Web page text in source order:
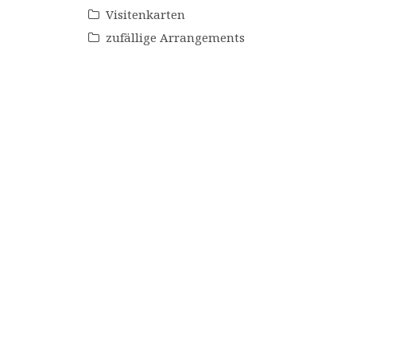
Visitenkarten
zufällige Arrangements